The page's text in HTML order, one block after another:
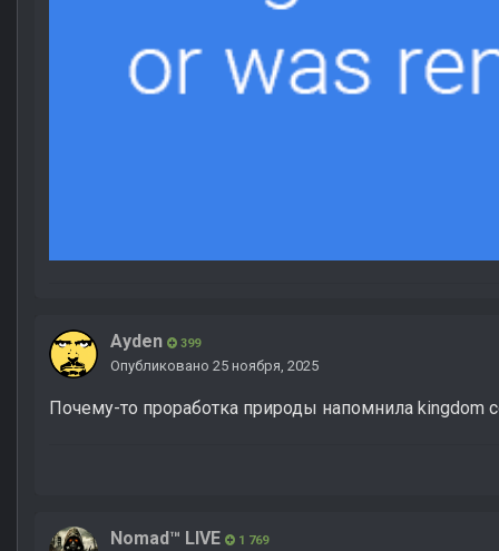
Ayden 399
Опубликовано 25 ноября, 2025
Почему-то проработка природы напомнила kingdom
Nomad™ LIVE 1 769